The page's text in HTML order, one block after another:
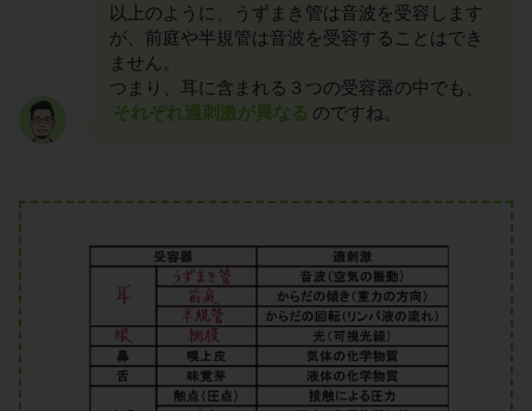
以上のように、うずまき管は音波を受容します
が、前庭や半規管は音波を受容することはでき
ません。
つまり、耳に含まれる３つの受容器の中でも、
それぞれ適刺激が異なる のですね。